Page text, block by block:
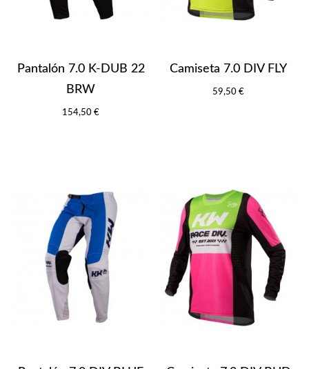
Pantalón 7.0 K-DUB 22
BRW
154,50 €
Camiseta 7.0 DIV FLY
59,50 €